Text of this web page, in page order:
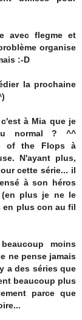
avec flegme et
organise
:-D
la prochaine
à Mia que je
normal ? ^^
of the Flops à
N'ayant plus,
cette série... il
à son héros
(en plus je ne le
en plus con au fil
moins
ne pense jamais
a des séries que
beaucoup plus
parce que